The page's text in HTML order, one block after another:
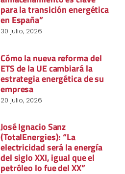
para la transición energética
en España”
30 julio, 2026
Cómo la nueva reforma del
ETS de la UE cambiará la
estrategia energética de su
empresa
20 julio, 2026
José Ignacio Sanz
(TotalEnergies): “La
electricidad será la energía
del siglo XXI, igual que el
petróleo lo fue del XX”